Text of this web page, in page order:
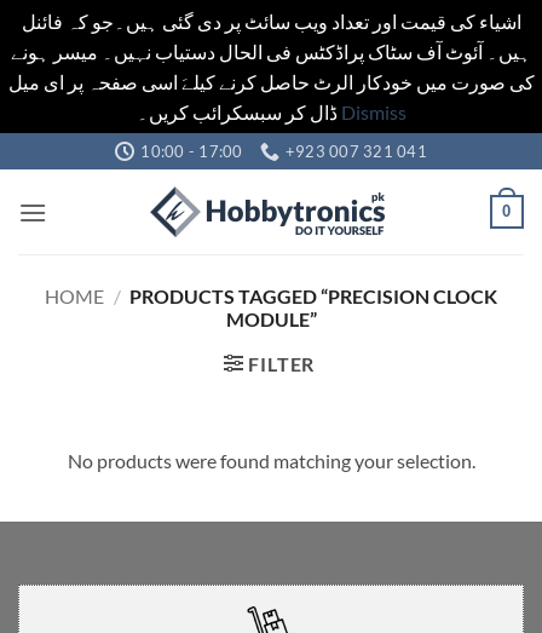
اشیاء کی قیمت اور تعداد ویب سائٹ پر دی گئی ہیں۔جو کہ فائنل
ہیں۔ آئوٹ آف سٹاک پراڈکٹس فی الحال دستیاب نہیں۔ میسر ہونے
کی صورت میں خودکار الرٹ حاصل کرنے کیلےَ اسی صفحہ پر ای میل
ڈال کر سبسکرائب کریں۔ Dismiss
to
content
10:00 - 17:00 +923 007 321 041
0
HOME / PRODUCTS TAGGED “PRECISION CLOCK
MODULE”
FILTER
No products were found matching your selection.